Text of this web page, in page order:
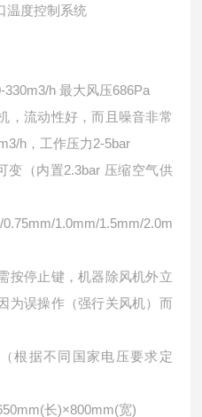
度控制系统
h 最大风压686Pa
，流动性好，而且噪音非常
h，工作压力2-5bar
（内置2.3bar 压缩空气供
1.0mm/1.5mm/2.0m
按停止键，机器除风机外立
为误操作（强行关风机）而
根据不同国家电压要求定
长)×800mm(宽)